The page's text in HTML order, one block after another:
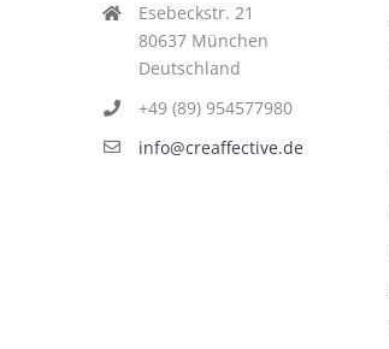
Esebeckstr. 21
80637 München
Deutschland
+49 (89) 954577980
info@creaffective.de